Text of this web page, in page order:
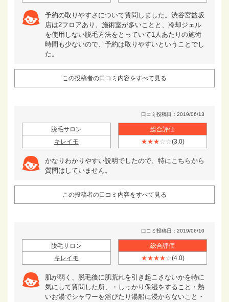
予約の取りやすさについて質問しました。渋谷宮益坂
店は2フロアあり、施術室が多いことと、冷却ジェル
を使用しない脱毛方法をとっていて1人あたりの施術
時間も少ないので、予約は取りやすいということでし
た。
この投稿者の口コミ内容をすべて見る
口コミ投稿日：2019/06/13
脱毛サロン
キレイモ
総合評価
★★★☆☆(3.0)
かなりわかりやすい説明でしたので、特にこちらから
質問はしていません。
この投稿者の口コミ内容をすべて見る
口コミ投稿日：2019/06/10
脱毛サロン
キレイモ
総合評価
★★★★☆(4.0)
肌が弱く、脱毛後に肌荒れを引き起こさないかを特に
気にして質問した所、・しっかり保湿をすること・熱
いお湯でシャワーを浴びたり湯船に浸からないこと・